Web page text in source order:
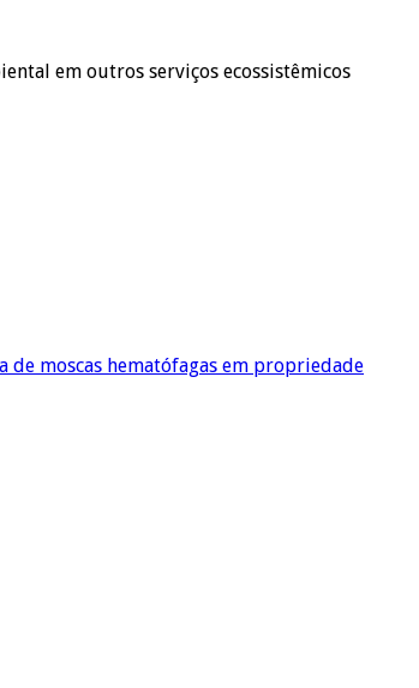
em outros serviços ecossistêmicos
moscas hematófagas em propriedade